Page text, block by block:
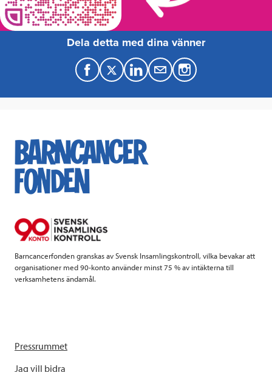
Dela detta med dina vänner
F
a
e
b
k
T
w
t
t
L
i
k
e
M
a
Barncancerfonden granskas av Svensk Insamlingskontroll, vilka bevakar att
organisationer med 90-konto använder minst 75 % av intäkterna till
verksamhetens ändamål.
Pressrummet
Jag vill bidra